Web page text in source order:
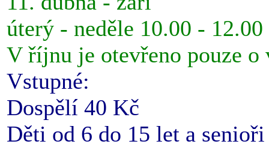
úterý - neděle 10.00 -
V říjnu je otevřeno pouze o
Vstupné:
Dospělí 40 Kč
Děti od 6 do 15 let a